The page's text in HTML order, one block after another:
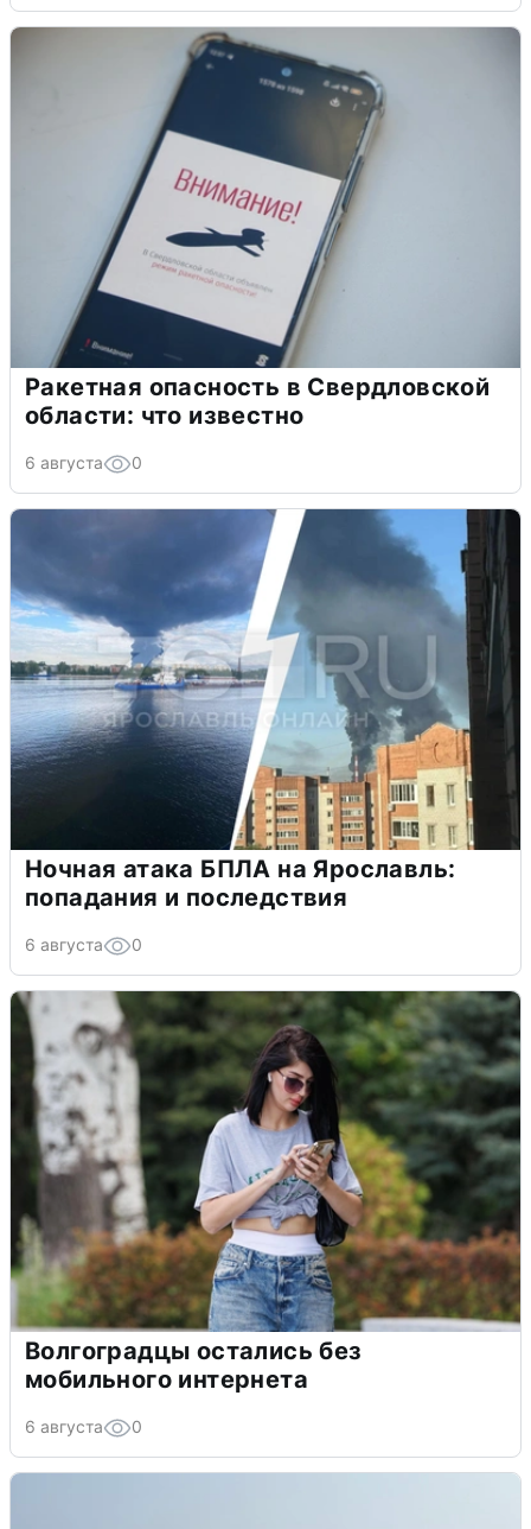
Ракетная опасность в Свердловской
области: что известно
6 августа 0
Ночная атака БПЛА на Ярославль:
попадания и последствия
6 августа 0
Волгоградцы остались без
мобильного интернета
6 августа 0